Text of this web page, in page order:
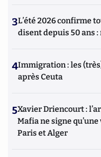
3L’été 2026 confirme
disent depuis 50 ans
4Immigration : les
après Ceuta
5Xavier Driencourt :
Mafia ne signe
Paris et Alger